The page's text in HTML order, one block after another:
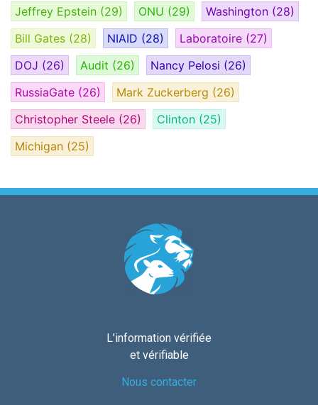
Jeffrey Epstein (29) ONU (29) Washington (28)
Bill Gates (28) NIAID (28) Laboratoire (27)
DOJ (26) Audit (26) Nancy Pelosi (26)
RussiaGate (26) Mark Zuckerberg (26)
Christopher Steele (26) Clinton (25)
Michigan (25)
L’information vérifiée
et vérifiable
Nous contacter